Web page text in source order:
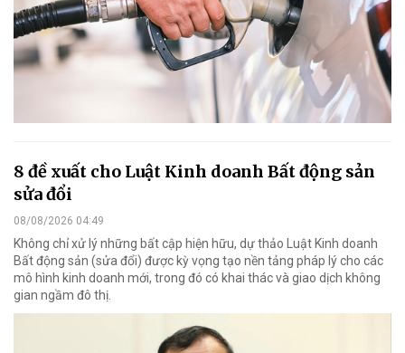
8 đề xuất cho Luật Kinh doanh Bất động sản
sửa đổi
08/08/2026 04:49
Không chỉ xử lý những bất cập hiện hữu, dự thảo Luật Kinh doanh
Bất động sản (sửa đổi) được kỳ vọng tạo nền tảng pháp lý cho các
mô hình kinh doanh mới, trong đó có khai thác và giao dịch không
gian ngầm đô thị.